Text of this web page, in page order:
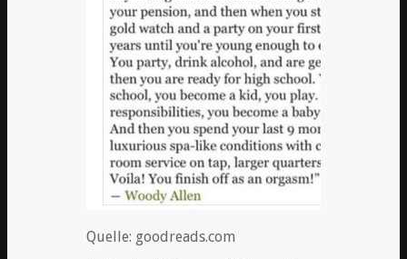
Quelle: goodreads.com